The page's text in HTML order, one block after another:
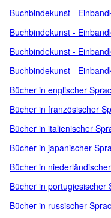
Buchbindekunst -
Buchbindekunst -
Buchbindekunst -
Buchbindekunst -
Bücher in englischer
Bücher in französischer
Bücher in italienischer
Bücher in japanischer
Bücher in
Bücher in portugiesischer
Bücher in russischer